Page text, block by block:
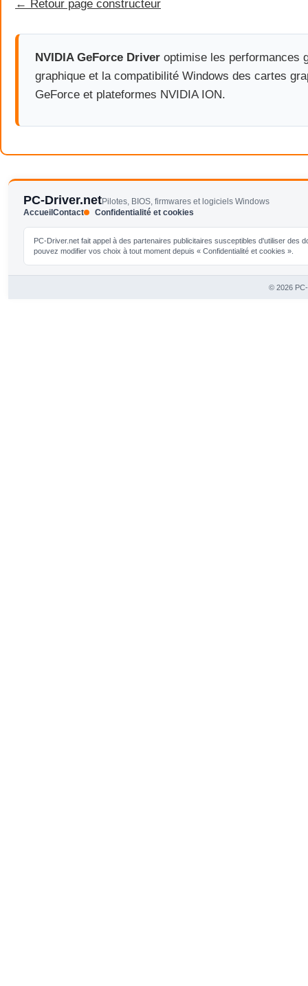
← Retour page constructeur
NVIDIA GeForce Driver optimise les performances
graphique et la compatibilité Windows des cartes
GeForce et plateformes NVIDIA ION.
PC-Driver.netPilotes, BIOS, firmwares et logiciels Windows
Accueil Contact Confidentialité et cookies
PC-Driver.net fait appel à des partenaires publicitaires susceptibles d'utiliser
pouvez modifier vos choix à tout moment depuis « Confidentialité et cookies ».
© 2026